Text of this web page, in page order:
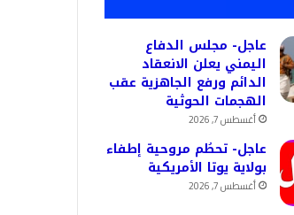
عاجل- مجلس الدفاع
اليمني يعلن الانعقاد
الدائم ورفع الجاهزية عقب
الهجمات الحوثية
أغسطس 7, 2026
عاجل- تحطُم مروحية إطفاء
بولاية يوتا الأمريكية
أغسطس 7, 2026